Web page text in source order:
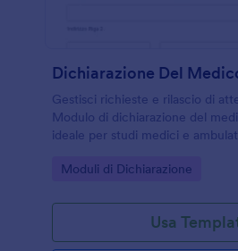
Dichiarazione Del
Gestisci richieste e rilascio di
Modulo di dichiarazione del
ideale per studi medici e
online.
Go to Category:
Moduli di Dichiarazione
Usa